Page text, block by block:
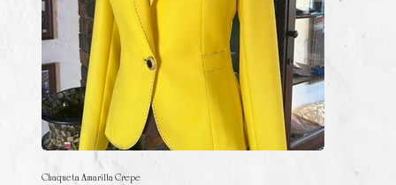
Chaqueta Amarilla Crepe